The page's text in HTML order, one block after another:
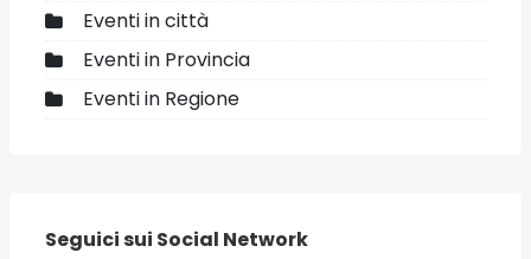
Eventi in città
Eventi in Provincia
Eventi in Regione
Seguici sui Social Network